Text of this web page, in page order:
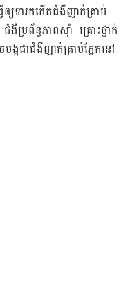
ើ​ឲ្យ​​ទារក​កើត​ជំងឺ​ញាក់​គ្រាប់​
ប្រព័ន្ធ​ភាព​ស៊ាំ ​គ្រោះថ្នាក់​
ក​ជា​ជំងឺ​ញាក់​គ្រាប់​ភ្នែក​នៅ​